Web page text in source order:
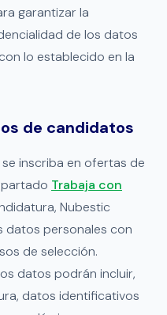
garantizar la
de los datos
lo establecido en la
de candidatos
inscriba en ofertas de
Trabaja con
Nubestic
datos personales con
de selección.
datos podrán incluir,
datos identificativos